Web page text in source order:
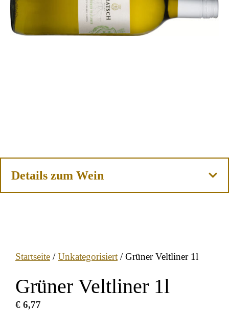
Startseite/Unkategorisiert/ Grüner Veltliner 1l
Grüner Veltliner 1l
€6,77
Details zum Wein